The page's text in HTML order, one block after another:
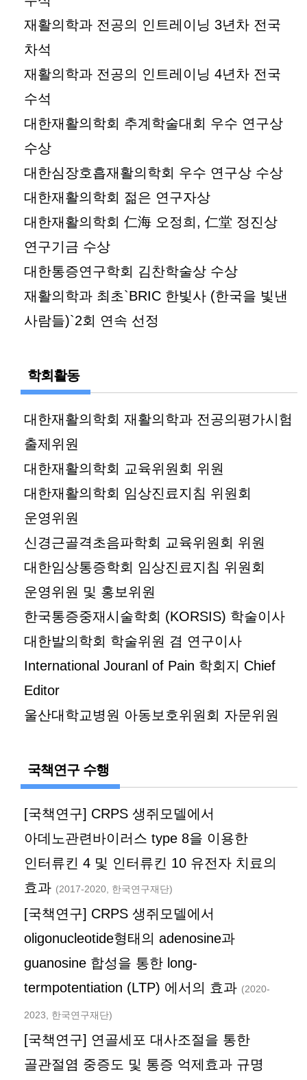
재활의학과 전공의 인트레이닝 3년차 전국
차석
재활의학과 전공의 인트레이닝 4년차 전국
수석
대한재활의학회 추계학술대회 우수 연구상
수상
대한심장호흡재활의학회 우수 연구상 수상
대한재활의학회 젊은 연구자상
대한재활의학회 仁海 오정희, 仁堂 정진상
연구기금 수상
대한통증연구학회 김찬학술상 수상
재활의학과 최초`BRIC 한빛사 (한국을 빛낸
사람들)`2회 연속 선정
학회활동
대한재활의학회 재활의학과 전공의평가시험
출제위원
대한재활의학회 교육위원회 위원
대한재활의학회 임상진료지침 위원회
운영위원
신경근골격초음파학회 교육위원회 위원
대한임상통증학회 임상진료지침 위원회
운영위원 및 홍보위원
한국통증중재시술학회 (KORSIS) 학술이사
대한발의학회 학술위원 겸 연구이사
International Jouranl of Pain 학회지 Chief
Editor
울산대학교병원 아동보호위원회 자문위원
국책연구 수행
[국책연구] CRPS 생쥐모델에서
아데노관련바이러스 type 8을 이용한
인터류킨 4 및 인터류킨 10 유전자 치료의
효과 (2017-2020, 한국연구재단)
[국책연구] CRPS 생쥐모델에서
oligonucleotide형태의 adenosine과
guanosine 합성을 통한 long-
termpotentiation (LTP) 에서의 효과 (2020-
2023, 한국연구재단)
[국책연구] 연골세포 대사조절을 통한
골관절염 중증도 및 통증 억제효과 규명